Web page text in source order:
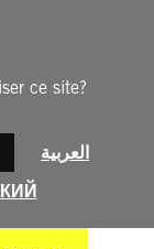
ce site?
العربية